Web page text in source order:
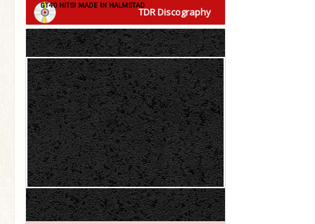
TDR Discography
GT40 HITS! MADE IN HALMSTAD